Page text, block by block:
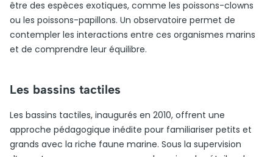
être des espèces exotiques, comme les poissons-clowns
ou les poissons-papillons. Un observatoire permet de
contempler les interactions entre ces organismes marins
et de comprendre leur équilibre.
Les bassins tactiles
Les bassins tactiles, inaugurés en 2010, offrent une
approche pédagogique inédite pour familiariser petits et
grands avec la riche faune marine. Sous la supervision